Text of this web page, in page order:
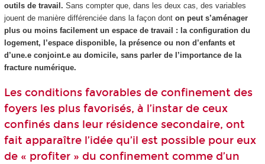
outils de travail. Sans compter que, dans les deux cas, des variables
jouent de manière différenciée dans la façon dont on peut s’aménager
plus ou moins facilement un espace de travail : la configuration du
logement, l’espace disponible, la présence ou non d’enfants et
d’une.e conjoint.e au domicile, sans parler de l’importance de la
fracture numérique.
Les conditions favorables de confinement des
foyers les plus favorisés, à l’instar de ceux
confinés dans leur résidence secondaire, ont
fait apparaître l’idée qu’il est possible pour eux
de « profiter » du confinement comme d’un